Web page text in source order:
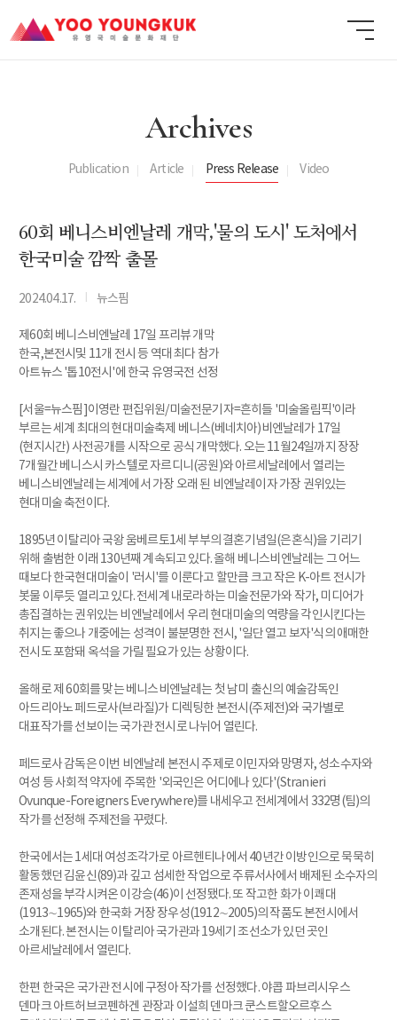
Archives
Publication Article Press Release Video
60회 베니스비엔날레 개막,'물의 도시' 도처에서
한국미술 깜짝 출몰
2024.04.17. 뉴스핌
제60회 베니스비엔날레 17일 프리뷰 개막
한국,본전시및 11개 전시 등 역대 최다 참가
아트뉴스 '톱10전시'에 한국 유영국전 선정
[서울=뉴스핌]이영란 편집위원/미술전문기자=흔히들 '미술올림픽'이라
부르는 세계 최대의 현대미술축제 베니스(베네치아)비엔날레가 17일
(현지시간) 사전공개를 시작으로 공식 개막했다. 오는 11월24일까지 장장
7개월간 베니스시 카스텔로 자르디니(공원)와 아르세날레에서 열리는
베니스비엔날레는 세계에서 가장 오래 된 비엔날레이자 가장 권위있는
현대미술 축전이다.
1895년 이탈리아 국왕 움베르토1세 부부의 결혼기념일(은혼식)을 기리기
위해 출범한 이래 130년째 계속되고 있다. 올해 베니스비엔날레는 그 어느
때보다 한국현대미술이 '러시'를 이룬다고 할만큼 크고 작은 K-아트 전시가
봇물 이루듯 열리고 있다. 전세계 내로라하는 미술전문가와 작가, 미디어가
총집결하는 권위있는 비엔날레에서 우리 현대미술의 역량을 각인시킨다는
취지는 좋으나 개중에는 성격이 불분명한 전시, '일단 열고 보자'식의 애매한
전시도 포함돼 옥석을 가릴 필요가 있는 상황이다.
올해로 제 60회를 맞는 베니스비엔날레는 첫 남미 출신의 예술감독인
아드리아노 페드로사(브라질)가 디렉팅한 본전시(주제전)와 국가별로
대표작가를 선보이는 국가관 전시로 나뉘어 열린다.
페드로사 감독은 이번 비엔날레 본전시 주제로 이민자와 망명자, 성소수자와
여성 등 사회적 약자에 주목한 '외국인은 어디에나 있다'(Stranieri
Ovunque-Foreigners Everywhere)를 내세우고 전세계에서 332명(팀)의
작가를 선정해 주제전을 꾸렸다.
한국에서는 1세대 여성조각가로 아르헨티나에서 40년간 이방인으로 묵묵히
활동했던 김윤신(89)과 깊고 섬세한 작업으로 주류서사에서 배제된 소수자의
존재성을 부각시켜온 이강승(46)이 선정됐다. 또 작고한 화가 이쾌대
(1913∼1965)와 한국화 거장 장우성(1912∼2005)의 작품도 본전시에서
소개된다. 본전시는 이탈리아 국가관과 19세기 조선소가 있던 곳인
아르세날레에서 열린다.
한편 한국은 국가관 전시에 구정아 작가를 선정했다. 야콥 파브리시우스
덴마크 아트허브코펜하겐 관장과 이설희 덴마크 쿤스트할오르후스